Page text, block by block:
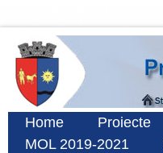
Home Proiecte
MOL 2019-2021